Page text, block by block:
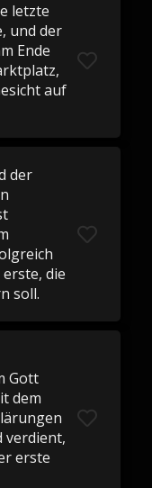
letzte
und der
Ende
auf
der
die
soll.
Gott
dem
verdient,
erste